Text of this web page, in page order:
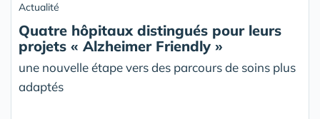
Actualité
Quatre hôpitaux distingués pour leurs
projets « Alzheimer Friendly »
une nouvelle étape vers des parcours de soins plus
adaptés